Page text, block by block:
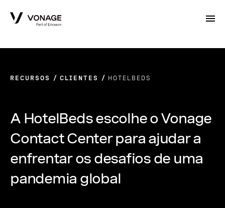
RECURSOS CLIENTES HOTELBEDS
A HotelBeds escolhe o Vonage
Contact Center para ajudar a
enfrentar os desafios de uma
pandemia global